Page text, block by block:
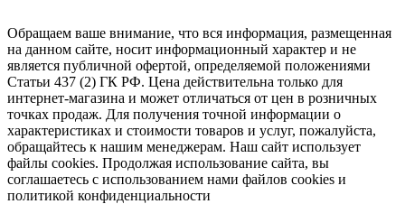
Обращаем ваше внимание, что вся информация, размещенная
на данном сайте, носит информационный характер и не
является публичной офертой, определяемой положениями
Статьи 437 (2) ГК РФ. Цена действительна только для
интернет-магазина и может отличаться от цен в розничных
точках продаж. Для получения точной информации о
характеристиках и стоимости товаров и услуг, пожалуйста,
обращайтесь к нашим менеджерам. Наш сайт использует
файлы cookies. Продолжая использование сайта, вы
соглашаетесь с использованием нами файлов cookies и
политикой конфиденциальности